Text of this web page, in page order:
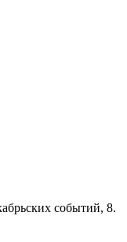
событий, 8.